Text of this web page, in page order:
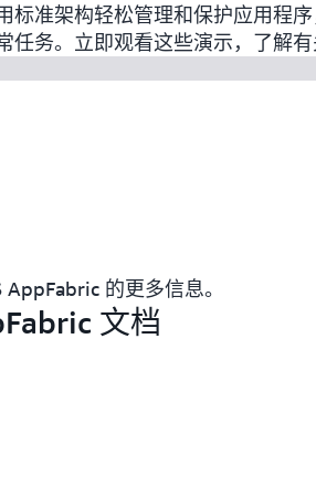
标准架构轻松管理和保护应用程
任务。立即观看这些演示，了解
的更多信息。
文档